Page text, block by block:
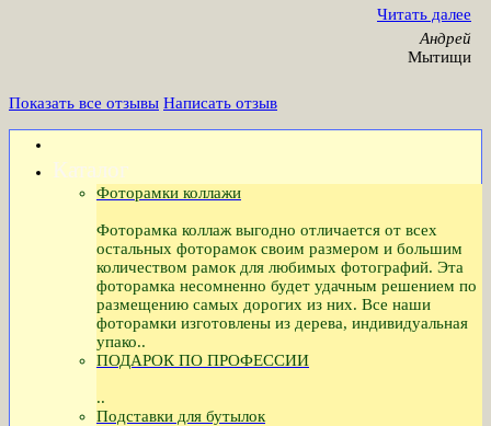
Читать далее
Андрей
Мытищи
Показать все отзывы Написать отзыв
Каталог
Фоторамки коллажи
Фоторамка коллаж выгодно отличается от всех
остальных фоторамок своим размером и большим
количеством рамок для любимых фотографий. Эта
фоторамка несомненно будет удачным решением по
размещению самых дорогих из них. Все наши
фоторамки изготовлены из дерева, индивидуальная
упако..
ПОДАРОК ПО ПРОФЕССИИ
..
Подставки для бутылок